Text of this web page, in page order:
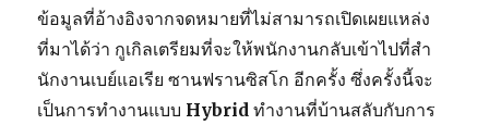
ข้อมูลที่อ้างอิงจากจดหมายที่ไม่สามารถเปิดเผยแหล่ง
ที่มาได้ว่า กูเกิลเตรียมที่จะให้พนักงานกลับเข้าไปที่สำ
นักงานเบย์แอเรีย ซานฟรานซิสโก อีกครั้ง ซึ่งครั้งนี้จะ
เป็นการทำงานแบบ Hybrid ทำงานที่บ้านสลับกับการ